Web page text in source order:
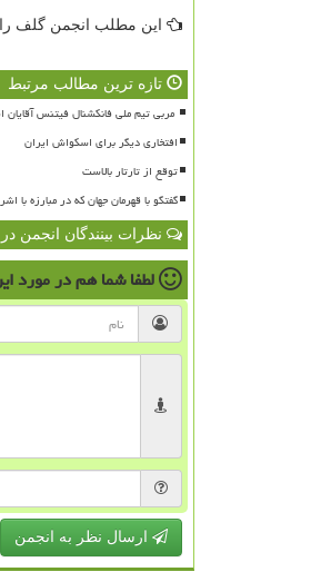
این مطلب انجمن گلف
تازه ترین مطالب مرتبط
افتخاری دیگر برای اسکواش ایران
توقع از تارتار بالاست
گفتگو با قهرمان جهان که در مبارزه با
نظرات بینندگان انجمن
لطفا شما همدر مورد
ارسال نظر به انجمن